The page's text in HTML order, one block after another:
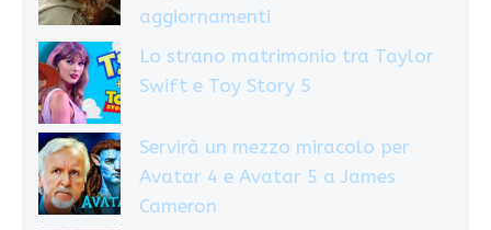
aggiornamenti
Lo strano matrimonio tra Taylor
Swift e Toy Story 5
Servirà un mezzo miracolo per
Avatar 4 e Avatar 5 a James
Cameron